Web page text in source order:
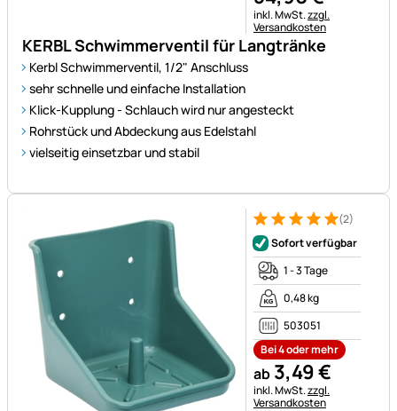
KERBL Schwimmerventil für Langtränke
Kerbl Schwimmerventil, 1/2" Anschluss
sehr schnelle und einfache Installation
Klick-Kupplung - Schlauch wird nur angesteckt
Rohrstück und Abdeckung aus Edelstahl
vielseitig einsetzbar und stabil
Steuerhinweis:
inkl. MwSt.zzgl.
Versandkosten
Bewertung: 5 von 5 (2
2 Bewertungen
(2)
Sofort verfügbar
1 - 3 Tage
0,48 kg
503051
Bei 4 oder mehr
ab 3,49€
Steuerhinweis:
inkl. MwSt.zzgl.
Versandkosten